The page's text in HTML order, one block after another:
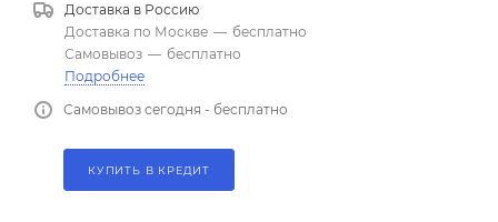
Доставка в Россию
Доставка по Москве — бесплатно
Самовывоз — бесплатно
Подробнее
Самовывоз сегодня - бесплатно
КУПИТЬ В КРЕДИТ